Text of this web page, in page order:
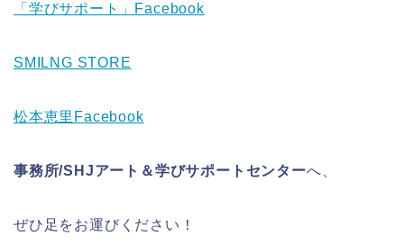
「学びサポート」Facebook
SMILNG STORE
松本恵里Facebook
事務所/SHJアート＆学びサポートセンターへ、
ぜひ足をお運びください！